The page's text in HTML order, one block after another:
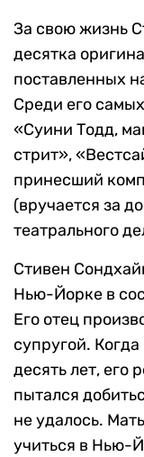
За свою жизнь
десятка
поставленных
Среди его
«Суини Тодд,
стрит»,
принесший
(вручается за
театрального
Стивен
Нью-Йорке в
Его отец
супругой.
десять лет, его
пытался
не удалось.
учиться в Нью-